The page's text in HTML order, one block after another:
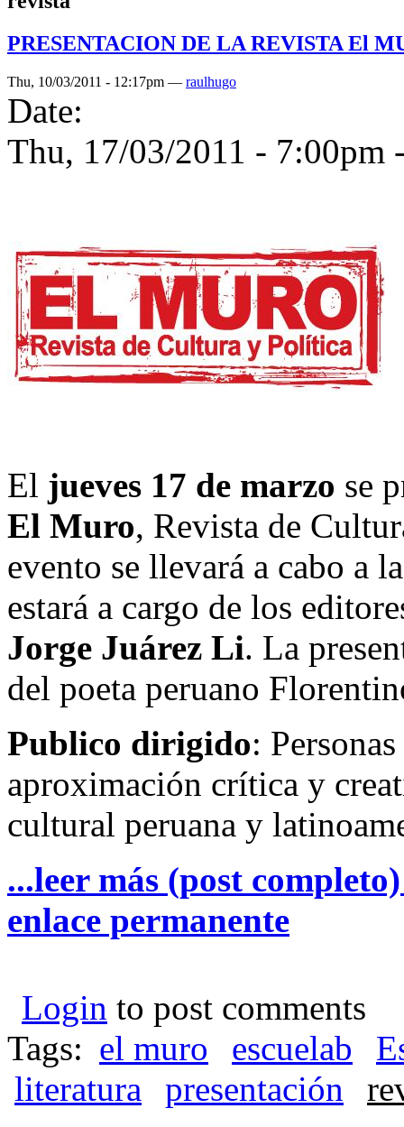
PRESENTACION DE LA REVISTA El
Thu, 10/03/2011 - 12:17pm — raulhugo
Date:
Thu, 17/03/2011 - 7:00pm
El jueves 17 de marzo se
El Muro, Revista de
evento se llevará a cabo a
estará a cargo de los
Jorge Juárez Li. La
del poeta peruano
Publico dirigido:
aproximación crítica y
cultural peruana y
...leer más (post
enlace permanente
Login to post comments
Tags: el muro escuelab
literatura
presentación